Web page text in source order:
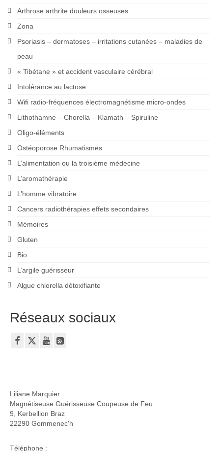
Arthrose arthrite douleurs osseuses
Zona
Psoriasis – dermatoses – irritations cutanées – maladies de
peau
« Tibétane » et accident vasculaire cérébral
Intolérance au lactose
Wifi radio-fréquences électromagnétisme micro-ondes
Lithothamne – Chorella – Klamath – Spiruline
Oligo-éléments
Ostéoporose Rhumatismes
L’alimentation ou la troisième médecine
L’aromathérapie
L’homme vibratoire
Cancers radiothérapies effets secondaires
Mémoires
Gluten
Bio
L’argile guérisseur
Algue chlorella détoxifiante
Réseaux sociaux
Liliane Marquier
Magnétiseuse Guérisseuse Coupeuse de Feu
9, Kerbellion Braz
22290 Gommenec'h
Téléphone :